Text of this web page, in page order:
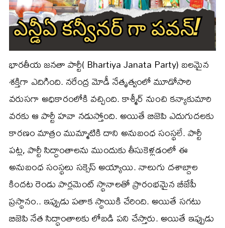
భారతీయ జనతా పార్టీ( Bhartiya Janata Party) బలమైన
శక్తిగా ఎదిగింది. నరేంద్ర మోడీ నేతృత్వంలో మూడోసారి
వరుసగా అధికారంలోకి వచ్చింది. కాశ్మీర్ నుంచి కన్యాకుమారి
వరకు ఆ పార్టీ హవా నడుస్తోంది. అయితే బిజెపి ఎదుగుదలకు
కారణం మాత్రం ముమ్మాటికి దాని అనుబంధ సంస్థలే. పార్టీ
పట్ల, పార్టీ సిద్ధాంతాలను ముందుకు తీసుకెళ్లడంలో ఈ
అనుబంధ సంస్థలు సక్సెస్ అయ్యాయి. నాలుగు దశాబ్దాల
కిందట రెండు పార్లమెంట్ స్థానాలతో ప్రారంభమైన బీజేపీ
ప్రస్థానం.. ఇప్పుడు పతాక స్థాయికి చేరింది. అయితే సగటు
బిజెపి నేత సిద్ధాంతాలకు లోబడి పని చేస్తారు. అయితే ఇప్పుడు